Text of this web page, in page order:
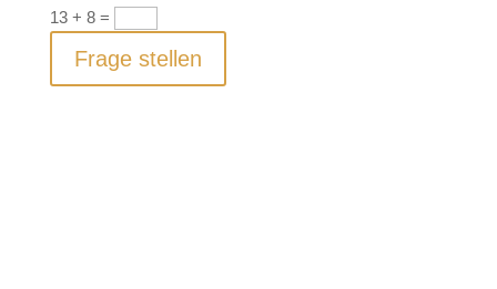
13 + 8=
Frage stellen